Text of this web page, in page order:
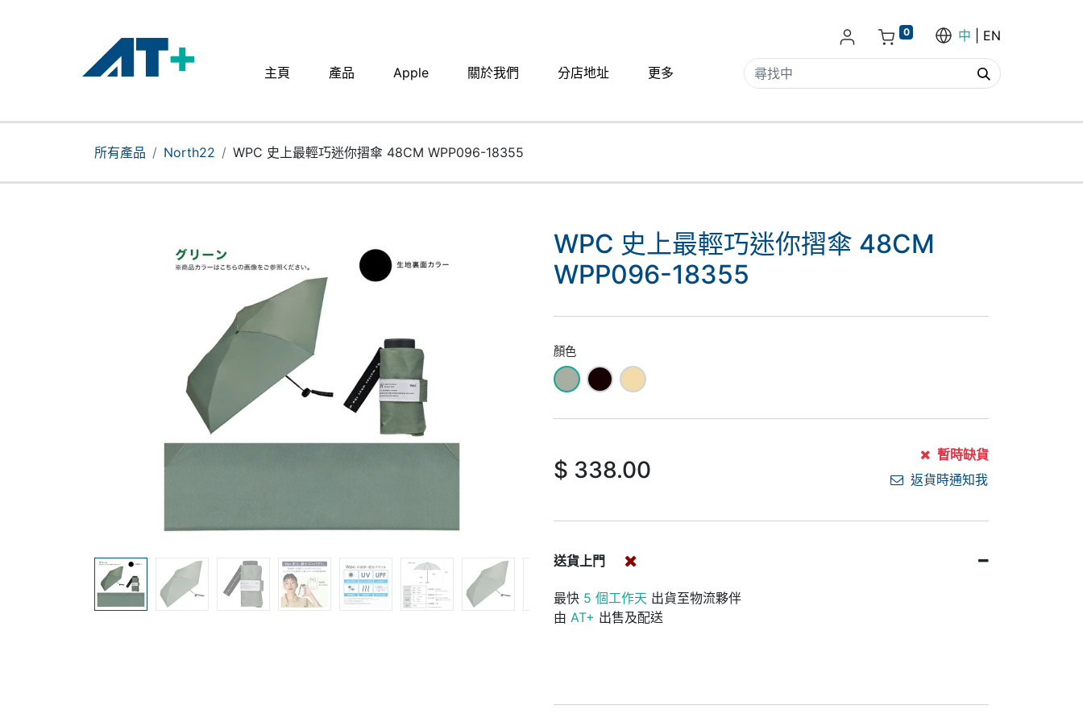
主頁 產品 Apple 關於我們 分店地址​ 更多
0 中 EN
產品
所有產品 North22 WPC 史上最輕巧迷你摺傘 48CM WPP096-18355
WPC 史上最輕巧迷你摺傘 48CM
WPP096-18355
顏色
$ 338.00
暫時缺貨
返貨時通知我
送貨上門
最快 5 個工作天 出貨至物流夥伴
由 AT+ 出售及配送